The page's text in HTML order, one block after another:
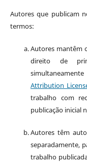
Autores que publicam
termos:
Autores mantêm
direito de
Attribution
trabalho com
publicação inicial
Autores têm
separadamente,
trabalho